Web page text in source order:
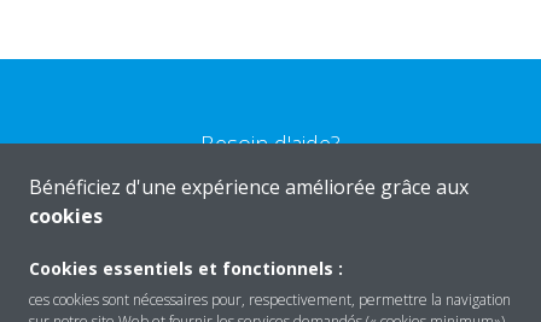
Besoin d'aide?
Bénéficiez d'une expérience améliorée grâce aux
cookies
Cookies essentiels et fonctionnels :
ces cookies sont nécessaires pour, respectivement, permettre la navigation